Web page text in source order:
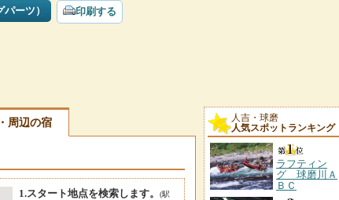
ーツ） 印刷する
周辺の宿
1.スタート地点を検索します。
(駅
人吉・球磨
人気スポットランキング
ラフティン
グ 球磨川Ａ
ＢＣ